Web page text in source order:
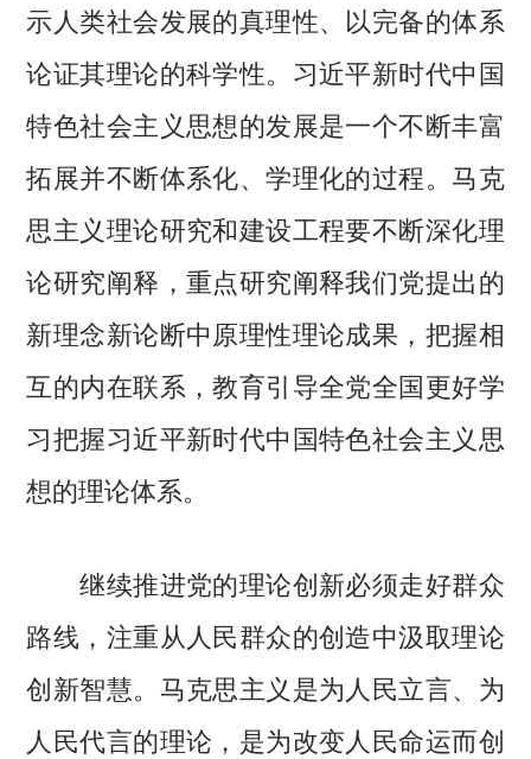
示人类社会发展的真理性、以完备的体系
论证其理论的科学性。习近平新时代中国
特色社会主义思想的发展是一个不断丰富
拓展并不断体系化、学理化的过程。马克
思主义理论研究和建设工程要不断深化理
论研究阐释，重点研究阐释我们党提出的
新理念新论断中原理性理论成果，把握相
互的内在联系，教育引导全党全国更好学
习把握习近平新时代中国特色社会主义思
想的理论体系。
继续推进党的理论创新必须走好群众
路线，注重从人民群众的创造中汲取理论
创新智慧。马克思主义是为人民立言、为
人民代言的理论，是为改变人民命运而创